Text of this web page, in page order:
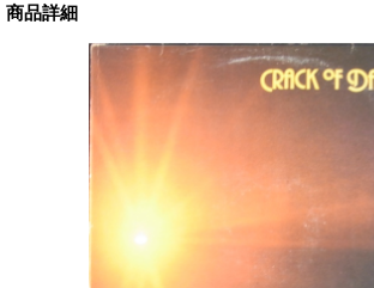
商品詳細